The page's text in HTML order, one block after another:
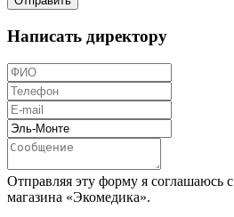
Написать директору
Отправляя эту форму я соглашаюсь с
магазина «Экомедика».